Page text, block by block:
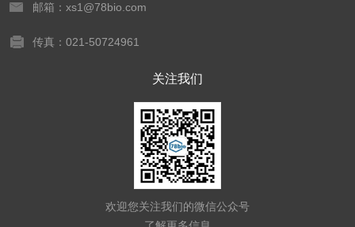
邮箱：xs1@78bio.com
传真：021-50724961
关注我们
欢迎您关注我们的微信公众号